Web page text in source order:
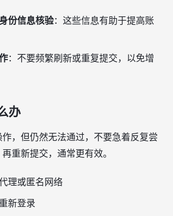
份信息核验：这些信息有助于提高账
：不要频繁刷新或重复提交，以免增
办
，但仍然无法通过，不要急着反复尝
重新提交，通常更有效。
理或匿名网络
新登录